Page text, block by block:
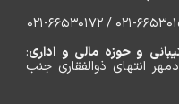
و حوزه مالی و اداری:
انتهای ذوالفقاری جنب